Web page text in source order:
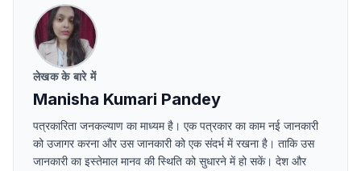
लेखक के बारे में
Manisha Kumari Pandey
पत्रकारिता जनकल्याण का माध्यम है। एक पत्रकार का काम नई जानकारी
को उजागर करना और उस जानकारी को एक संदर्भ में रखना है। ताकि उस
जानकारी का इस्तेमाल मानव की स्थिति को सुधारने में हो सकें। देश और